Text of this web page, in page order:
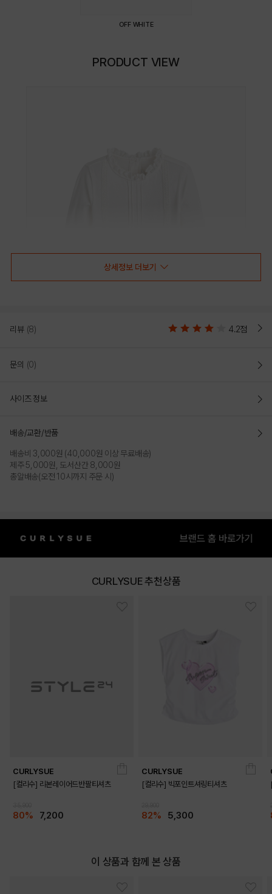
OFF WHITE
PRODUCT VIEW
상세정보 더보기
리뷰 (8) 4.2점
문의 (0)
사이즈 정보
배송/교환/반품
배송비 3,000원 (40,000원 이상 무료배송)
제주 5,000원, 도서산간 8,000원
총알배송(오전 10시까지 주문 시)
CURLYSUE 추천상품
CURLYSUE
[컬리수] 리본레이어드반팔티셔츠
80% 7,200
CURLYSUE
[컬리수] 빅포인트셔링티셔츠
82% 5,300
이 상품과 함께 본 상품